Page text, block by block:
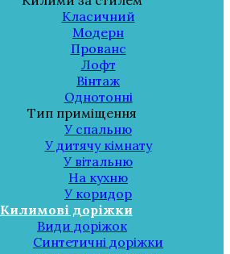
Класичний
Модерн
Прованс
Лофт
Вінтаж
Однотонні
Тип приміщення
У спальню
У дитячу кімнату
У вітальню
На кухню
У коридор
Килимові доріжки
Види доріжок
Синтетичні доріжки